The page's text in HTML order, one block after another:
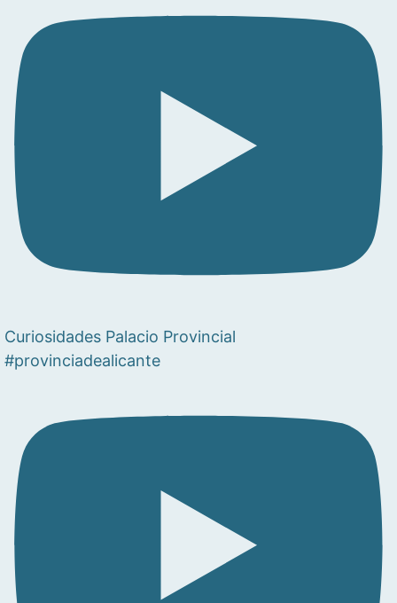
Curiosidades Palacio Provincial
#provinciadealicante